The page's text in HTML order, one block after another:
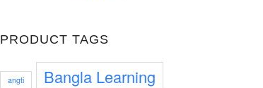
PRODUCT TAGS
angti
Bangla Learning